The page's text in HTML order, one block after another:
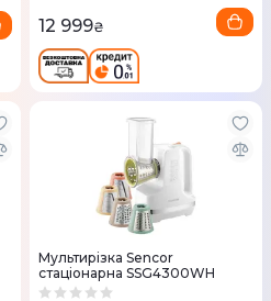
12 999₴
Мультирізка Sencor
стаціонарна SSG4300WH